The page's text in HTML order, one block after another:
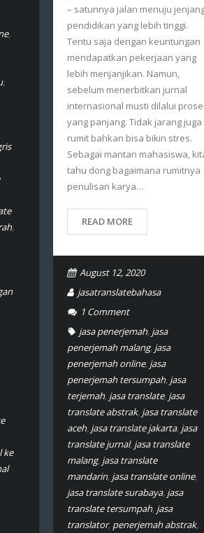
,
,
,
ke
– satunnya jalan menuju
pendidikan yang lebih tinggi.
Tentu saja dengan keuntungan
mendapatkan pekerjaan yang
lebih menjanjikan. Namun,
sebelum menerbitkan jurnal
internasional musti dilalui
yang panjang. Tidak jarang juga
rumit bahkan bisa bikin stres.
Sebagai mantan mahasiswa,
tahu dong bagaimana rumitnya
penulisan karya…
READ MORE
August 12, 2020
jasatranslatebahasa
1 Comment
jasa penerjemah, jasa
penerjemah malang, jasa
penerjemah online, jasa
penerjemah tersumpah, jasa
terjemah, jasa translate, jasa
translate abstrak, jasa translate
aceh, jasa translate jakarta, jasa
translate jurnal, jasa translate
malang, jasa translate
mandarin, jasa translate online,
jasa translate surabaya, jasa
translate tersumpah, jasa
translator, penerjemah abstrak,